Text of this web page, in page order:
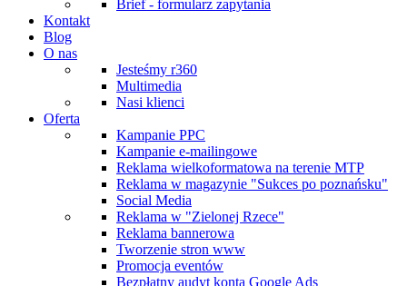
Brief - formularz zapytania
Kontakt
Blog
O nas
Jesteśmy r360
Multimedia
Nasi klienci
Oferta
Kampanie PPC
Kampanie e-mailingowe
Reklama wielkoformatowa na terenie MTP
Reklama w magazynie "Sukces po poznańsku"
Social Media
Reklama w "Zielonej Rzece"
Reklama bannerowa
Tworzenie stron www
Promocja eventów
Bezpłatny audyt konta Google Ads